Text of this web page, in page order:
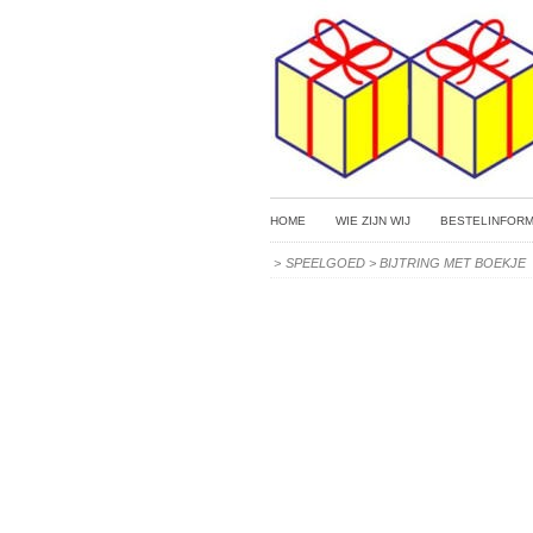
HOME WIE ZIJN WIJ
> SPEELGOED > BIJTRING MET BOEKJE